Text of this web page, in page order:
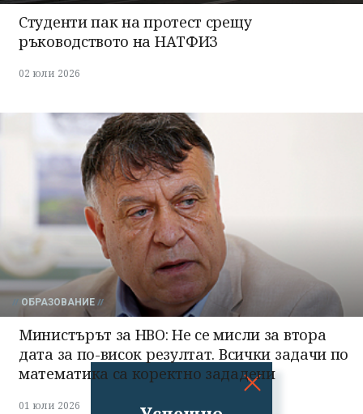
Студенти пак на протест срещу
ръководството на НАТФИЗ
02 юли 2026
ОБРАЗОВАНИЕ
Министърът за НВО: Не се мисли за втора
дата за по-висок резултат. Всички задачи по
математика са коректно зададени
01 юли 2026